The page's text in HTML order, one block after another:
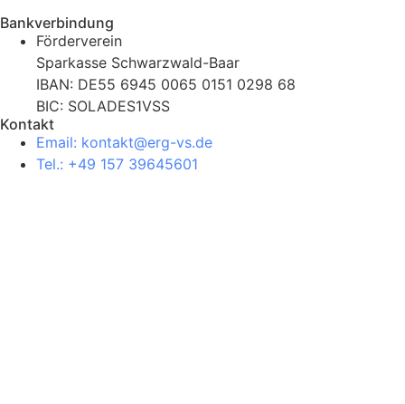
Bankverbindung
Förderverein
Sparkasse Schwarzwald-Baar
IBAN: DE55 6945 0065 0151 0298 68
BIC: SOLADES1VSS
Kontakt
Email: kontakt@erg-vs.de
Tel.: +49 157 39645601